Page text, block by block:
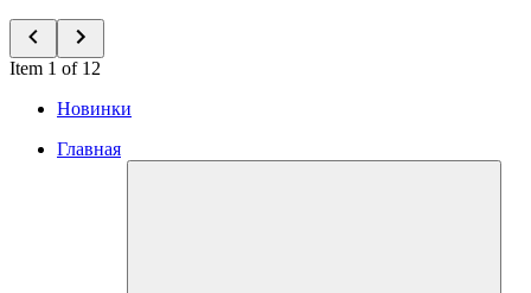
Item 1 of 12
Новинки
Главная